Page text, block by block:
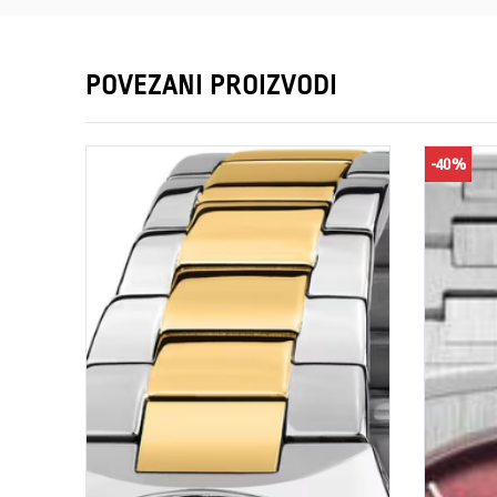
POVEZANI PROIZVODI
-40%